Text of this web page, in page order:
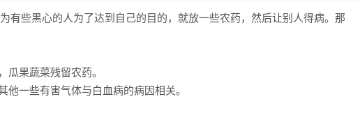
些黑心的人为了达到自己的目的，就放一些农药，然后让别人得病。那
果蔬菜残留农药。
一些有害气体与白血病的病因相关。